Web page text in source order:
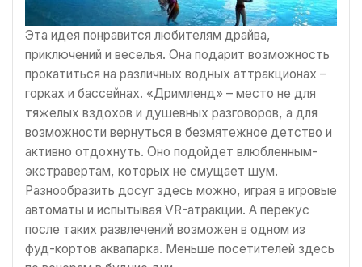
Эта идея понравится любителям драйва,
приключений и веселья. Она подарит возможность
прокатиться на различных водных аттракционах –
горках и бассейнах. «Дримленд» – место не для
тяжелых вздохов и душевных разговоров, а для
возможности вернуться в безмятежное детство и
активно отдохнуть. Оно подойдет влюбленным-
экстравертам, которых не смущает шум.
Разнообразить досуг здесь можно, играя в игровые
автоматы и испытывая VR-атракции. А перекус
после таких развлечений возможен в одном из
фуд-кортов аквапарка. Меньше посетителей здесь